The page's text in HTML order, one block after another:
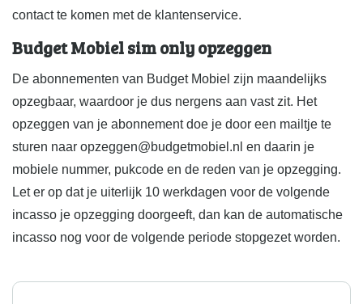
contact te komen met de klantenservice.
Budget Mobiel sim only opzeggen
De abonnementen van Budget Mobiel zijn maandelijks
opzegbaar, waardoor je dus nergens aan vast zit. Het
opzeggen van je abonnement doe je door een mailtje te
sturen naar opzeggen@budgetmobiel.nl en daarin je
mobiele nummer, pukcode en de reden van je opzegging.
Let er op dat je uiterlijk 10 werkdagen voor de volgende
incasso je opzegging doorgeeft, dan kan de automatische
incasso nog voor de volgende periode stopgezet worden.